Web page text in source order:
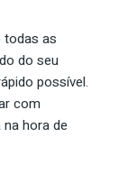
as
do seu
possível.
com
hora de